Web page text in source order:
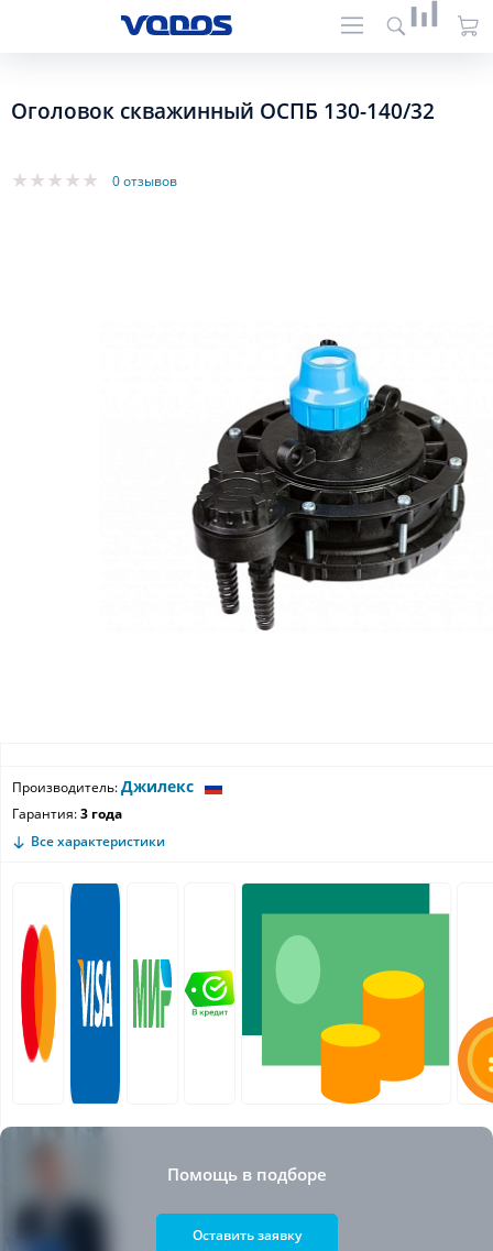
Оголовок скважинный ОСПБ 130-140/32
0 отзывов
Производитель:Джилекс
Гарантия:3 года
Все характеристики
Помощь в подборе
Оставить заявку